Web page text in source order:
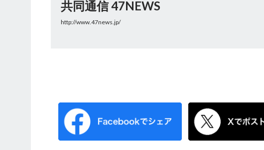
共同通信 47NEWS
http://www.47news.jp/